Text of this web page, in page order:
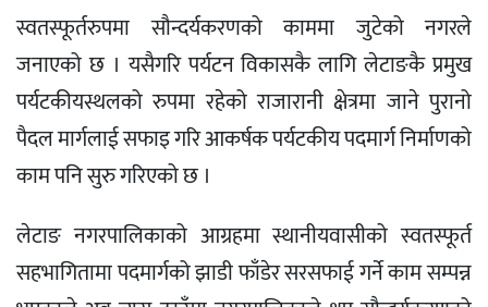
स्वतस्फूर्तरुपमा सौन्दर्यकरणको काममा जुटेको नगरले
जनाएको छ । यसैगरि पर्यटन विकासकै लागि लेटाङकै प्रमुख
पर्यटकीयस्थलको रुपमा रहेको राजारानी क्षेत्रमा जाने पुरानो
पैदल मार्गलाई सफाइ गरि आकर्षक पर्यटकीय पदमार्ग निर्माणको
काम पनि सुरु गरिएको छ ।
लेटाङ नगरपालिकाको आग्रहमा स्थानीयवासीको स्वतस्फूर्त
सहभागितामा पदमार्गको झाडी फाँडेर सरसफाई गर्ने काम सम्पन्न